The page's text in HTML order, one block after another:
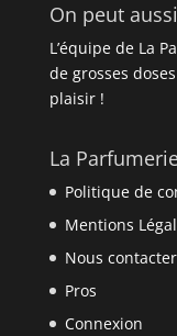
On peut
L’équipe de La
de grosses
plaisir !
La
Politique de
Mentions
Nous contacter
Pros
Connexion